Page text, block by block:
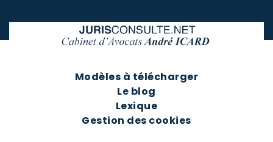
Modèles à télécharger
Le blog
Lexique
Gestion des cookies